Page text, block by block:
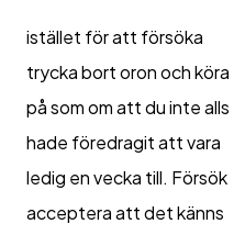
istället för att försöka
trycka bort oron och köra
på som om att du inte alls
hade föredragit att vara
ledig en vecka till. Försök
acceptera att det känns